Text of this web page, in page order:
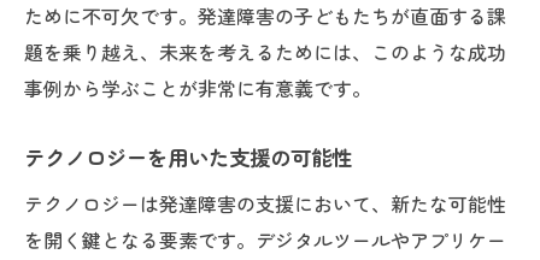
ために不可欠です。発達障害の子どもたちが直面する課
題を乗り越え、未来を考えるためには、このような成功
事例から学ぶことが非常に有意義です。
テクノロジーを用いた支援の可能性
テクノロジーは発達障害の支援において、新たな可能性
を開く鍵となる要素です。デジタルツールやアプリケー